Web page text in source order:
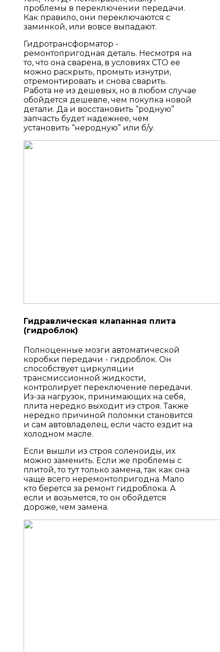
проблемы в переключении передачи.
Как правило, они переключаются с
заминкой, или вовсе выпадают.
Гидротрансформатор -
ремонтопригодная деталь. Несмотря на
то, что она сварена, в условиях СТО ее
можно раскрыть, промыть изнутри,
отремонтировать и снова сварить.
Работа не из дешевых, но в любом случае
обойдется дешевле, чем покупка новой
детали. Да и восстановить “родную”
запчасть будет надежнее, чем
установить “неродную” или б/у.
Гидравлическая клапанная плита
(гидроблок)
Полноценные мозги автоматической
коробки передачи - гидроблок. Он
способствует циркуляции
трансмиссионной жидкости,
контролирует переключение передачи.
Из-за нагрузок, принимающих на себя,
плита нередко выходит из строя. Также
нередко причиной поломки становится
и сам автовладелец, если часто ездит на
холодном масле.
Если вышли из строя соленоиды, их
можно заменить. Если же проблемы с
плитой, то тут только замена, так как она
чаще всего неремонтопригодна. Мало
кто берется за ремонт гидроблока. А
если и возьмется, то он обойдется
дороже, чем замена.